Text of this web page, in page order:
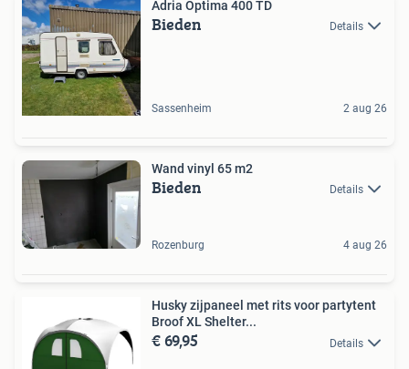
Adria Optima 400 TD
Bieden Details
Sassenheim 2 aug 26
Wand vinyl 65 m2
Bieden Details
Rozenburg 4 aug 26
Husky zijpaneel met rits voor partytent
Broof XL Shelter...
€ 69,95 Details